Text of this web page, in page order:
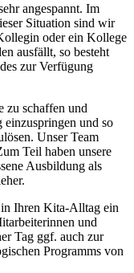
angespannt. Im
Situation sind wir
oder ein Kollege
ausfällt, so besteht
zur Verfügung
zu schaffen und
und so
Unser Team
Teil haben unsere
Ausbildung als
Ihren Kita-Alltag ein
und
Tag ggf. auch zur
Programms von